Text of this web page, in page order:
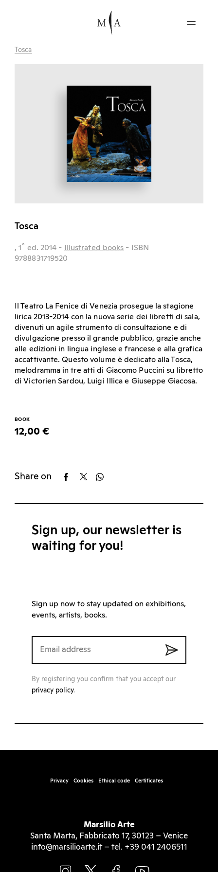
Tosca
Tosca
, 1^ ed. 2014 - Illustrated books - ISBN
9788831719520
Il Teatro La Fenice di Venezia prosegue la stagione
lirica 2013-2014 con la nuova serie dei libretti di sala,
divenuti un agile strumento di consultazione e di
divulgazione presso il grande pubblico, grazie anche
alle edizioni in lingua inglese e francese e alla grafica
accattivante. Questo volume è dedicato alla Tosca,
melodramma in tre atti di Giacomo Puccini su libretto
di Victorien Sardou, Luigi Illica e Giuseppe Giacosa.
BOOK
12,00 €
Share on
Sign up, our newsletter is
waiting for you!
Sign up now to stay updated on exhibitions,
events, artists, books.
By registering you confirm that you accept our
privacy policy.
Privacy Cookies Ethical code Certificates
Marsilio Arte
Santa Marta, Fabbricato 17, 30123 – Venice
info@marsilioarte.it – tel. +39 041 2406511